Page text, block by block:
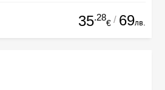
35.28
€ / 69лв.